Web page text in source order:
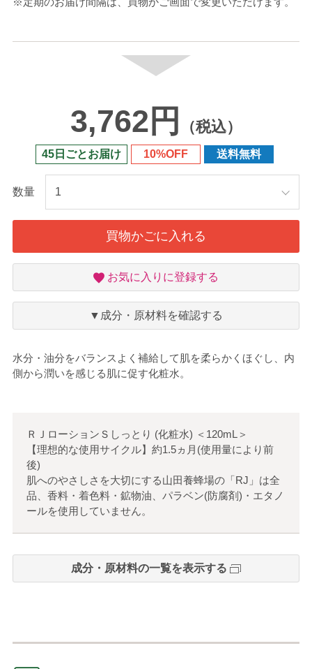
3,762円 （税込）
45日ごとお届け 10%OFF 送料無料
数量
買物かごに入れる
お
入
り
お気に入りに登録する
▼成分・原材料を確認する
水分・油分をバランスよく補給して肌を柔らかくほぐし、内
側から潤いを感じる肌に促す化粧水。
ＲＪローションＳしっとり (化粧水) ＜ 120mL ＞
【理想的な使用サイクル】約1.5ヵ月(使用量により前
後)
肌へのやさしさを大切にする山田養蜂場の「RJ」は全
品、香料・着色料・鉱物油、パラベン(防腐剤)・エタノ
ールを使用していません。
成分・原材料の一覧を表示する